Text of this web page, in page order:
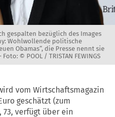
gespalten bezüglich des Images
Wohlwollende politische
Obamas“, die Presse nennt sie
Foto: © POOL / TRISTAN FEWINGS
vom Wirtschaftsmagazin
geschätzt (zum
73, verfügt über ein